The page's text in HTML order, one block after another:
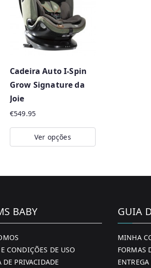
Cadeira Auto I-Spin
Grow Signature da
Joie
€549.95
Ver opções
variants.
The
options
may
be
BABY
CONDIÇÕES DE USO
DE PRIVACIDADE
GUIA
MINHA
FORMAS